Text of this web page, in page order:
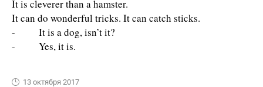
It is cleverer than a hamster.
It can do wonderful tricks. It can catch sticks.
- It is a dog, isn’t it?
- Yes, it is.
13 октября 2017